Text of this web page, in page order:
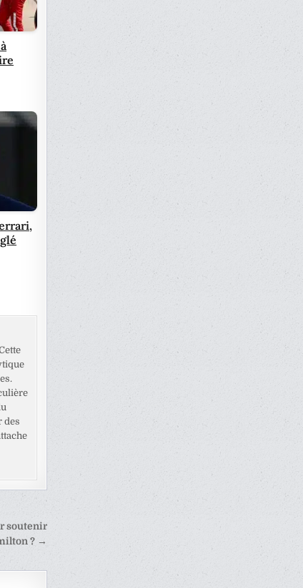
des
soutenir
? →